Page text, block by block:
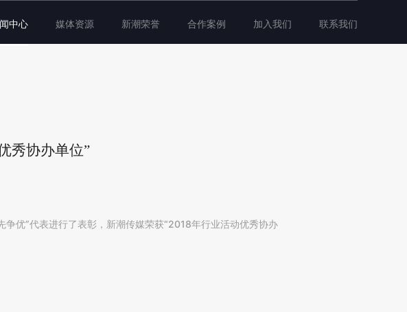
中心 媒体资源 新潮荣誉 合作案例 加入我们 联系我们
秀协办单位”
优”代表进行了表彰，新潮传媒荣获“2018年行业活动优秀协办